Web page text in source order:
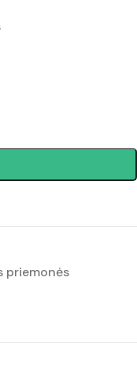
priemonės